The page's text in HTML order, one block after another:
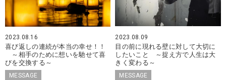
2023.08.16
喜び返しの連続が本当の幸せ！！
～相手のために想いを馳せて喜
びを交換する～
MESSAGE
2023.08.09
目の前に現れる壁に対して大切に
したいこと ～捉え方で人生は大
きく変わる～
MESSAGE